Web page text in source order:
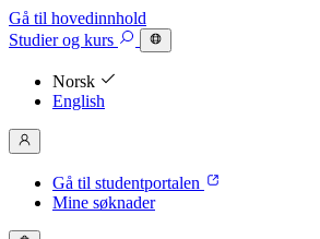
Gå til hovedinnhold
Studierog kurs
Norsk
English
Gå til studentportalen
Mine søknader